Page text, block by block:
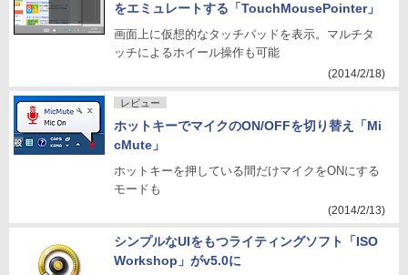
をエミュレートする「TouchMousePointer」
画面上に仮想的なタッチパッドを表示。マルチタ
ッチによるホイール操作も可能
(2014/2/18)
レビュー
ホットキーでマイクのON/OFFを切り替え「Mi
cMute」
ホットキーを押している間だけマイクをONにする
モードも
(2014/2/13)
シンプルなUIをもつライティングソフト「ISO
Workshop」がv5.0に